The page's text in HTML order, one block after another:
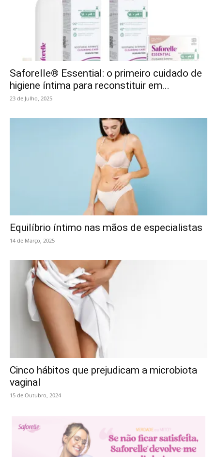
Saforelle® Essential: o primeiro cuidado de
higiene íntima para reconstituir em...
23 de Julho, 2025
Equilíbrio íntimo nas mãos de especialistas
14 de Março, 2025
Cinco hábitos que prejudicam a microbiota
vaginal
15 de Outubro, 2024